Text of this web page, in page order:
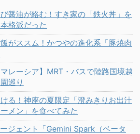
醤油が絡む！すき家の「鉄火丼」を
格派だった
がススム！かつやの進化系「豚焼肉
マレーシア】MRT・バスで陸路国境越
巡り
る！神座の夏限定「澄みきりお出汁
メン」を食べてみた
ージェント「Gemini Spark（ベータ